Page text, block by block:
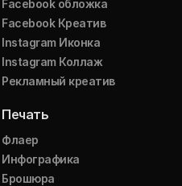
Facebook обложка
Facebook Креатив
Instagram Иконка
Instagram Коллаж
Рекламный креатив
Печать
Флаер
Инфографика
Брошюра